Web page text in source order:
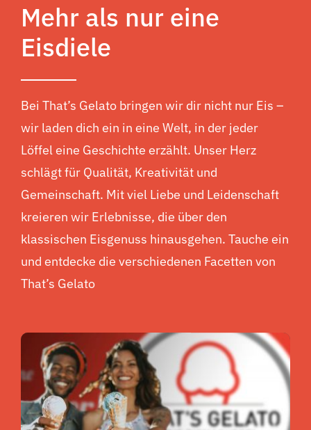
Mehr als nur eine
Eisdiele
Bei That’s Gelato bringen wir dir nicht nur Eis –
wir laden dich ein in eine Welt, in der jeder
Löffel eine Geschichte erzählt. Unser Herz
schlägt für Qualität, Kreativität und
Gemeinschaft. Mit viel Liebe und Leidenschaft
kreieren wir Erlebnisse, die über den
klassischen Eisgenuss hinausgehen. Tauche ein
und entdecke die verschiedenen Facetten von
That’s Gelato